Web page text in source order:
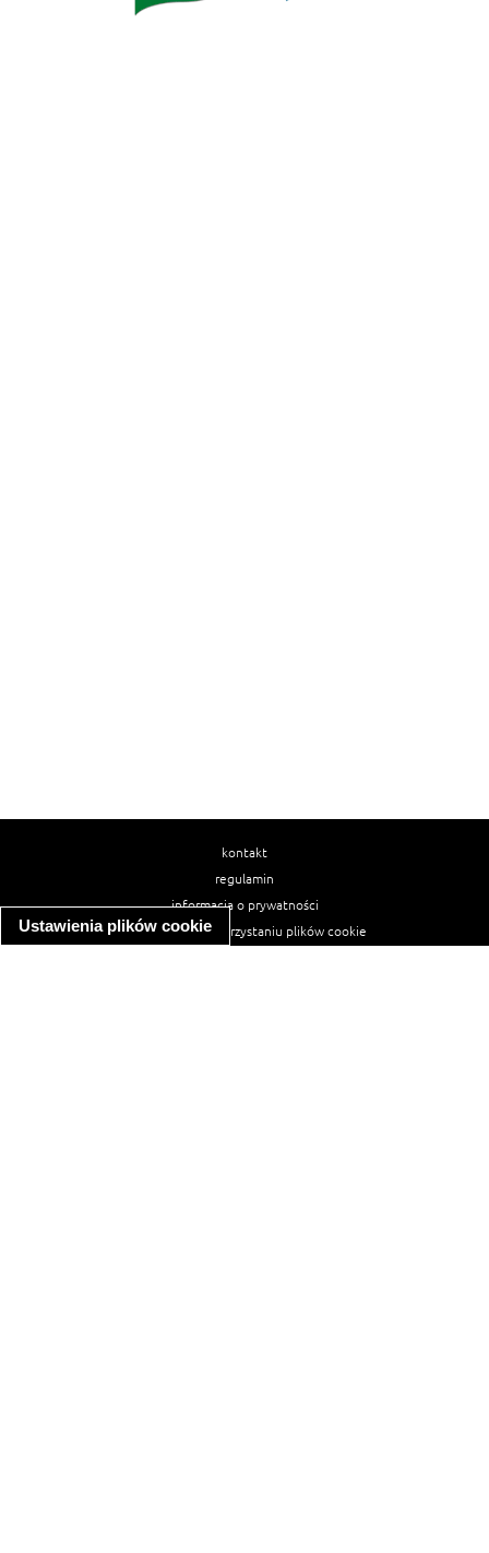
Ustawienia plików cookie
kontakt
regulamin
informacja o prywatności
informacja o wykorzystaniu plików cookie